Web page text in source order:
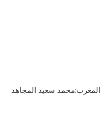
المغرب:محمد سعيد المجاهد